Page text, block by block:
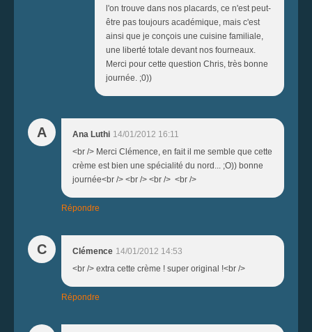
l'on trouve dans nos placards, ce n'est peut-
être pas toujours académique, mais c'est
ainsi que je conçois une cuisine familiale,
une liberté totale devant nos fourneaux.
Merci pour cette question Chris, très bonne
journée. ;0))
A Ana Luthi 14/01/2012 16:11
<br /> Merci Clémence, en fait il me semble que cette
crème est bien une spécialité du nord... ;O)) bonne
journée<br /> <br /> <br /> <br />
Répondre
C Clémence 14/01/2012 14:53
<br /> extra cette crème ! super original !<br />
Répondre